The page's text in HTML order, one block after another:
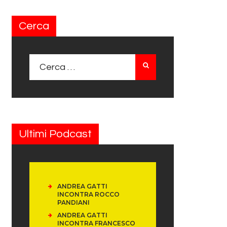
Cerca
Ultimi Podcast
ANDREA GATTI
INCONTRA ROCCO
PANDIANI
ANDREA GATTI
INCONTRA FRANCESCO